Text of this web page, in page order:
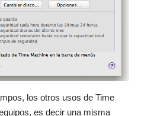
, los otros usos de Time
es decir una misma